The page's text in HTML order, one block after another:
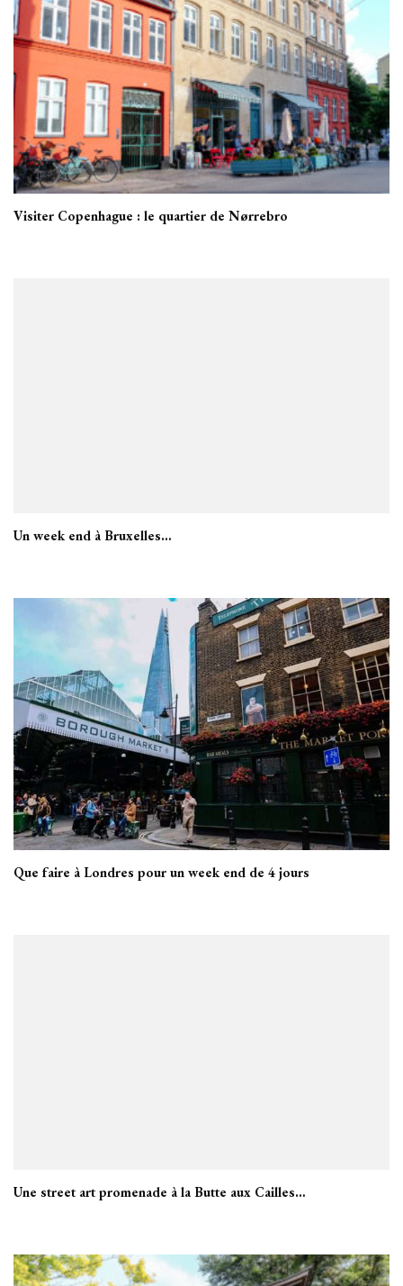
Visiter Copenhague : le quartier de Nørrebro
Un week end à Bruxelles…
Que faire à Londres pour un week end de 4 jours
Une street art promenade à la Butte aux Cailles…